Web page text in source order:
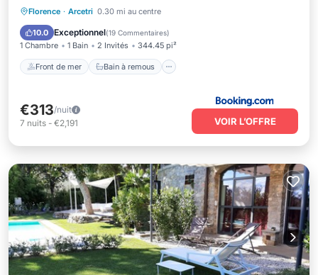
Florence · Arcetri 0.30 mi au centre
10.0 Exceptionnel(19 Commentaires)
1 Chambre 1 Bain 2 Invités 344.45 pi²
Front de mer Bain à remous
Front de mer Bain à remous
Piscine
€313/nuit
7 nuits - €2,191 VOIR L’OFFRE